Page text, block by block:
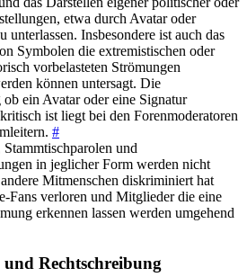
etwa durch Avatar oder
unterlassen. Insbesondere ist auch das
Symbolen die extremistischen oder
vorbelasteten Strömungen
können untersagt. Die
ob ein Avatar oder eine Signatur
ist liegt bei den Forenmoderatoren
#
und
in jeglicher Form werden nicht
Mitmenschen diskriminiert hat
Fans verloren und Mitglieder die eine
erkennen lassen werden umgehend
und Rechtschreibung